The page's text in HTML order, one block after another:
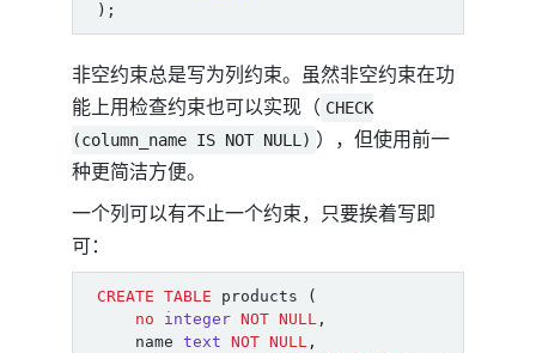
);
非空约束总是写为列约束。虽然非空约束在功
能上用检查约束也可以实现（ CHECK
(column_name IS NOT NULL) ），但使用前一
种更简洁方便。
一个列可以有不止一个约束，只要挨着写即
可：
CREATE TABLE products
(
no
integer NOT NULL ,
name text NOT NULL ,